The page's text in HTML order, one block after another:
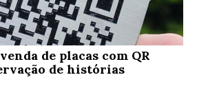
de placas com QR
de histórias